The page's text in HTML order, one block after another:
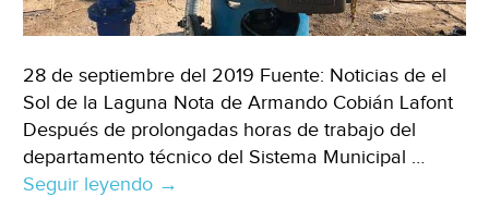
28 de septiembre del 2019 Fuente: Noticias de el
Sol de la Laguna Nota de Armando Cobián Lafont
Después de prolongadas horas de trabajo del
departamento técnico del Sistema Municipal …
Seguir leyendo Coahuila:
→